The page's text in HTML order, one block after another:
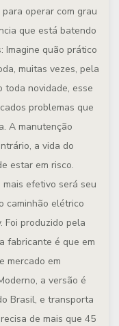
operar com grau
que está batendo
Imagine quão prático
muitas vezes, pela
toda novidade, esse
problemas que
A manutenção
a vida do
estar em risco.
efetivo será seu
caminhão elétrico
Foi produzido pela
fabricante é que em
mercado em
a versão é
Brasil, e transporta
de mais que 45